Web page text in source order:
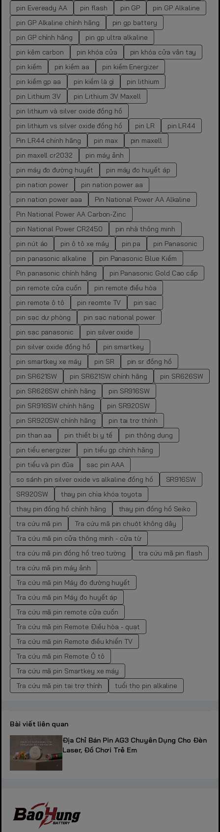
pin Eveready AA pin flash pin GP
pin GP Alkaline
pin GP Alkaline chính hãng
pin gp battery
pin GP chính hãng
pin gp ultra alkaline
pin kẽm carbon
pin khóa cửa
pin khóa cửa vân tay
pin kiềm
pin kiềm aa
pin kiềm Energizer
pin kiềm gp aa
pin kiềm là gì
pin lithium
pin Lithium 3V
pin Lithium 3V Maxell
pin lithium và silver oxide đồng hồ
pin lithium vs silver oxide đồng hồ
pin LR
pin LR44
Pin LR44 chính hãng
pin max
pin maxell
pin maxell cr2032
pin máy ảnh
pin máy đo đường huyết
pin máy đo huyết áp
pin nation power
pin nation power aa
pin nation power aaa
Pin National Power AA Alkaline
Pin National Power AA Carbon-Zinc
pin National Power CR2450
pin nhà thông minh
pin nút áo
pin ô tô xe máy pin pa
pin Panasonic
pin panasonic alkaline
pin Panasonic Blue Kiềm
Pin panasonic chính hãng
pin Panasonic Gold Cao cấp
pin remote cửa cuốn
pin remote điều hòa
pin remote ô tô
pin reomte TV
pin sạc
pin sạc dự phòng
pin sạc national power
pin sạc panasonic
pin silver oxide
pin silver oxide đồng hồ
pin smartkey
pin smartkey xe máy
pin SR
pin sr đồng hồ
pin SR621SW
pin SR621SW chính hãng
pin SR626SW
pin SR626SW chính hãng
pin SR916SW
pin SR916SW chính hãng
pin SR920SW
pin SR920SW chính hãng
pin tai trợ thính
pin than aa
pin thiết bị y tế
pin thông dụng
pin tiểu energizer
pin tiểu gp chính hãng
pin tiểu và pin đũa
sạc pin AAA
so sánh pin silver oxide vs alkaline đồng hồ
SR916SW
SR920SW
thay pin chìa khóa toyota
thay pin đồng hồ chính hãng
thay pin đồng hồ Seiko
tra cứu mã pin
Tra cứu mã pin chuột không dây
Tra cứu mã pin cửa thông minh - cửa từ
tra cứu mã pin đồng hồ treo tường
tra cứu mã pin flash
tra cứu mã pin máy ảnh
Tra cứu mã pin Máy đo đường huyết
Tra cứu mã pin Máy đo huyết áp
Tra cứu mã pin remote cửa cuốn
Tra cứu mã pin Remote Điều hòa - quạt
Tra cứu mã pin Remote điều khiển TV
Tra cứu mã pin Remote Ô tô
Tra cứu mã pin Smartkey xe máy
Tra cứu mã pin tai trợ thính
tuổi thọ pin alkaline
Bài viết liên quan
Địa Chỉ Bán Pin AG3 Chuyên Dụng Cho Đèn
Laser, Đồ Chơi Trẻ Em